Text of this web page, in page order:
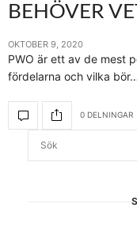
BEHÖVER
OKTOBER 9, 2020
PWO är ett av de mest
fördelarna och vilka
0 DELNINGAR